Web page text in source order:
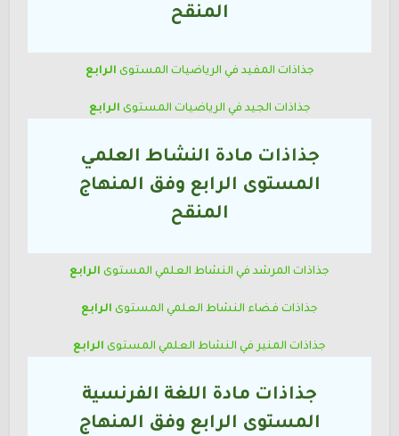
المنقح
جذاذات المفيد في الرياضيات المستوى الرابع
جذاذات الجيد في الرياضيات المستوى الرابع
جذاذات مادة النشاط العلمي
المستوى الرابع وفق المنهاج
المنقح
جذاذات المرشد في النشاط العلمي المستوى الرابع
جذاذات فضاء النشاط العلمي المستوى الرابع
جذاذات المنير في النشاط العلمي المستوى الرابع
جذاذات مادة اللغة الفرنسية
المستوى الرابع وفق المنهاج